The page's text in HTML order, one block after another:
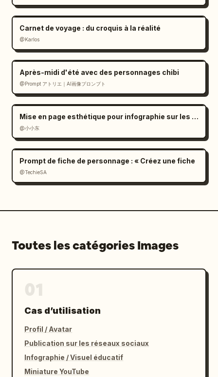
Carnet de voyage : du croquis à la réalité
@Karlos
Après-midi d'été avec des personnages chibi
@Prompt アトリエ｜AI画像プロンプト
Mise en page esthétique pour infographie sur les dialectes ethniques
@小小东
Prompt de fiche de personnage : « Créez une fiche
@TechieSA
Toutes les catégories Images
Cas d’utilisation
Profil / Avatar
Publication sur les réseaux sociaux
Infographie / Visuel éducatif
Miniature YouTube